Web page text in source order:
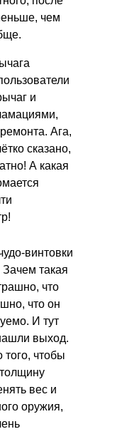
чем
и
Ага,
сказано,
А какая
винтовки
такая
что
что он
И тут
выход.
чтобы
вес и
оружия,